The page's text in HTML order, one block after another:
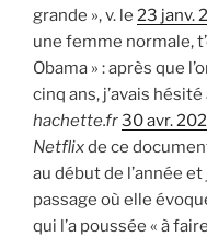
grande », v. le 23 janv.
une femme normale,
Obama » : après que
cinq ans, j’avais
hachette.fr30 avr.
Netflixde ce
au début de l’année
passage où elle
qui l’a poussée « à